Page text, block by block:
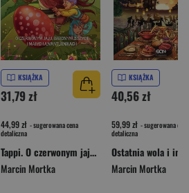
KSIĄŻKA
31,79 zł
44,99 zł - sugerowana cena
detaliczna
Tappi. O czerwonym jaju, babcinym zeszycie i małych awanturnikach
Marcin Mortka
KSIĄŻKA
40,56 zł
59,99 zł - sugerowana cena
detaliczna
Marcin Mortka